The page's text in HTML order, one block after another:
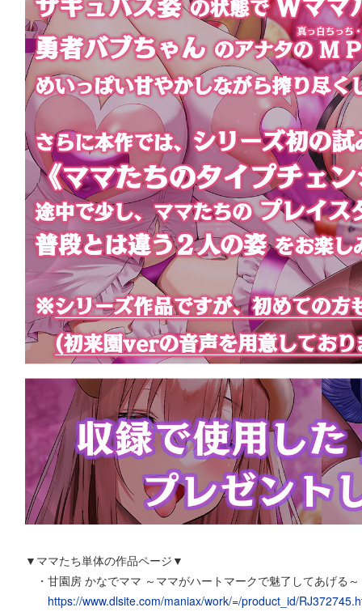
▼ママたち単体の作品ページ▼
・甘園房 かなでママ ～ママがハートマークで魅了してあげる～
https://www.dlsite.com/maniax/work/=/product_id/